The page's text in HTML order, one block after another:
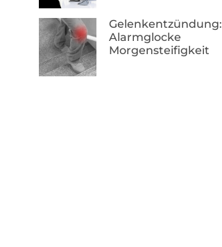
Gelenkentzündung:
Alarmglocke
Morgensteifigkeit